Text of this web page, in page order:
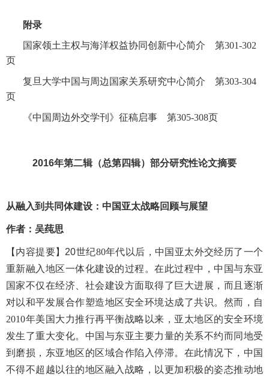
附录
国家领土主权与海洋权益协同创新中心简介 第301-302
页
复旦大学中国与周边国家关系研究中心简介 第303-304
页
《中国周边外交学刊》 征稿启事 第305-308页
2016年第二辑（总第四辑）部分研究性论文摘要
从融入到共同体建设：中国亚太战略回顾与展望
作者：吴莼思
【内容提要】 20世纪80年代以后，中国亚太外交经历了一个
重新融入地区一体化建设的过程。在此过程中，中国与东亚
国家不仅在经济、社会建设方面取得了巨大进展，而且逐渐
对以和平发展合作塑造地区安全环境达成了共识。然而，自
2010年美国大力推行再平衡战略以来，亚太地区的安全环境
发生了重大变化。中国与东亚主要力量的关系不约而同地受
到磨损，东亚地区的区域合作陷入停滞。在此情况下，中国
不得不超越以往的地区融入战略，以更加积极的姿态推动地